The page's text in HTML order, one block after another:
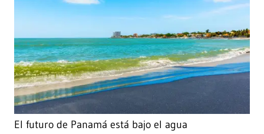
El futuro de Panamá está bajo el agua